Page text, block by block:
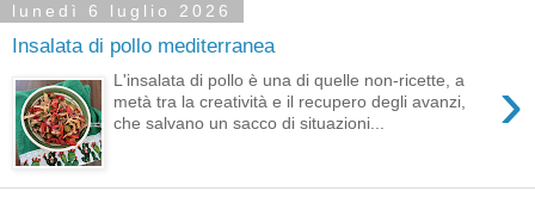
lunedì 6 luglio 2026
Insalata di pollo mediterranea
›
L'insalata di pollo è una di quelle non-ricette, a
metà tra la creatività e il recupero degli avanzi,
che salvano un sacco di situazioni...